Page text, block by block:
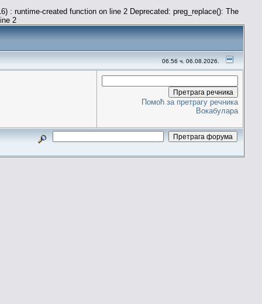
: runtime-created function on line 2 Deprecated: preg_replace(): The
2
06.56 ч. 06.08.2026.
Помоћ за претрагу речника
Вокабулара